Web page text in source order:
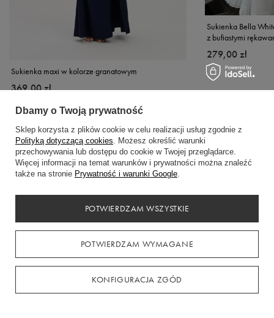
Sukienka maxi w kolorze granatowym
369,00 zł
Sukienka Bella
z bufiastymi
279,00 zł
Zamówienia
Status zamówienia
Śledzenie przesyłki
Chcę wymienić towar
Dbamy o Twoją prywatność
Sklep korzysta z plików cookie w celu realizacji usług zgodnie z
Polityką dotyczącą cookies. Możesz określić warunki
przechowywania lub dostępu do cookie w Twojej przeglądarce.
Więcej informacji na temat warunków i prywatności można znaleźć
także na stronie Prywatność i warunki Google.
POTWIERDZAM WYMAGANE
KONFIGURACJA ZGÓD
POTWIERDZAM WSZYSTKIE